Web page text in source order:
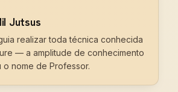
Jutsus
realizar toda técnica conhecida
— a amplitude de conhecimento
nome de Professor.